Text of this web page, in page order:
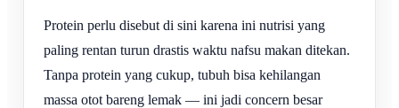
Protein perlu disebut di sini karena ini nutrisi yang
paling rentan turun drastis waktu nafsu makan ditekan.
Tanpa protein yang cukup, tubuh bisa kehilangan
massa otot bareng lemak — ini jadi concern besar